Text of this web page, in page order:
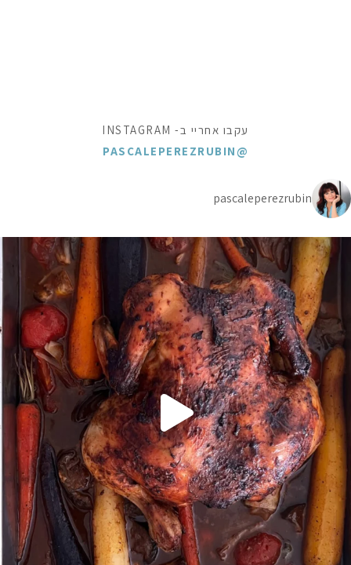
עקבו אחריי ב- INSTAGRAM
@PASCALEPEREZRUBIN
pascaleperezrubin